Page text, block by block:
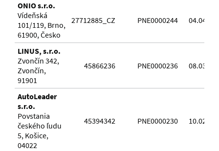
ONIO s.r.o.
Vídeňská
101/119, Brno,
61900, Česko
27712885_CZ PNE0000244
LINUS, s.r.o.
Zvončín 342,
Zvončín,
91901
45866236 PNE0000236
AutoLeader
s.r.o.
Povstania
českého ľudu
5, Košice,
04022
45394342 PNE0000230